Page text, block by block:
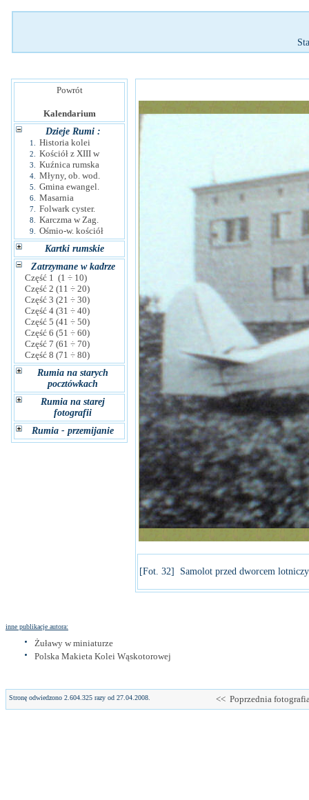
Powrót
Kalendarium
Dzieje Rumi :
1. Historia kolei
2. Kościół z XIII w
3. Kuźnica rumska
4. Młyny, ob. wod.
5. Gmina ewangel.
6. Masarnia
7. Folwark cyster.
8. Karczma w Zag.
9.
Ośmio-w. kościół
Kartki rumskie
Zatrzymane w kadrze
Część 1 (1 ÷ 10)
Część 2 (11 ÷ 20)
Część 3 (21 ÷ 30)
Część 4 (31 ÷ 40)
Część 5 (41 ÷ 50)
Część 6 (51 ÷ 60)
Część 7 (61 ÷ 70)
Część 8 (71 ÷ 80)
Rumia na starych
pocztówkach
Rumia na starej
fotografii
Rumia - przemijanie
[Fot. 32] Samolot przed dworcem
inne publikacje autora:
Żuławy w miniaturze
Polska Makieta Kolei Wąskotorowej
Stronę odwiedzono 2.604.325 razy od 27.04.2008. << Poprzednia